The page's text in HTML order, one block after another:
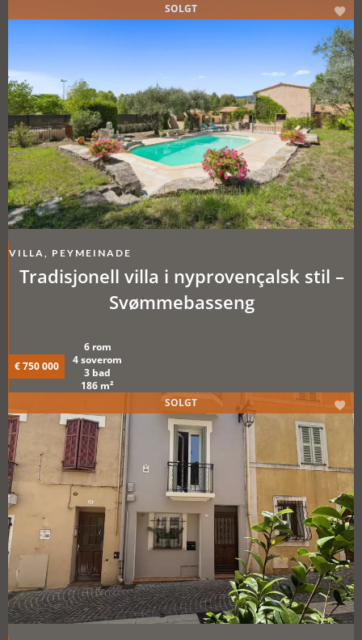
VILLA, PEYMEINADE
Tradisjonell villa i nyprovençalsk stil –
Svømmebasseng
€ 750 000
6 rom
4 soverom
3 bad
186 m²
SOLGT
SOLGT